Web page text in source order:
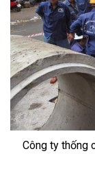
Công ty thống